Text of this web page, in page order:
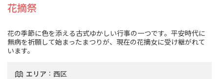
花摘祭
花の季節に色を添える古式ゆかしい行事の一つです。平安時代に
無病を祈願して始まったまつりが、現在の花摘女に受け継がれて
います。
エリア
西区